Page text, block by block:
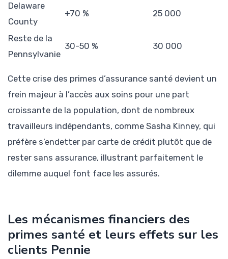
Delaware
County
+70 % 25 000
Reste de la
Pennsylvanie
30-50 % 30 000
Cette crise des primes d’assurance santé devient un
frein majeur à l’accès aux soins pour une part
croissante de la population, dont de nombreux
travailleurs indépendants, comme Sasha Kinney, qui
préfère s’endetter par carte de crédit plutôt que de
rester sans assurance, illustrant parfaitement le
dilemme auquel font face les assurés.
Les mécanismes financiers des
primes santé et leurs effets sur les
clients Pennie